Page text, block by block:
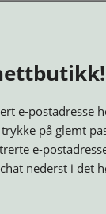
e-postadresse
på glemt
e-
nederst i det